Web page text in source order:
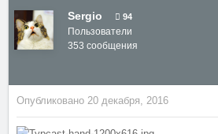
Sergio 94
Пользователи
353 сообщения
Опубликовано 20 декабря, 2016